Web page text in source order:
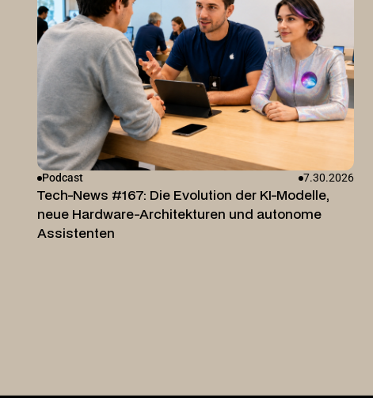
Podcast 7.30.2026
Tech-News #167: Die Evolution der KI-Modelle,
neue Hardware-Architekturen und autonome
Assistenten